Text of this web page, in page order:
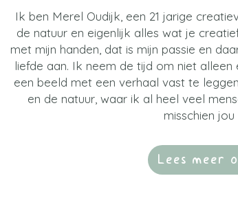
Ik ben Merel Oudijk, een 21 jarige
de natuur en eigenlijk alles wat je
met mijn handen, dat is mijn passie en
liefde aan. Ik neem de tijd om niet
een beeld met een verhaal vast te
en de natuur, waar ik al heel veel
misschien
Lees meer